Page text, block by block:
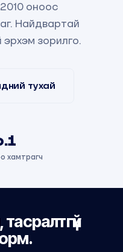
оноос
Найдвартай
эрхэм зорилго.
тухай
хамтрагч